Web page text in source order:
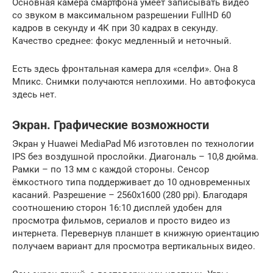
со звуком в максимальном разрешении FullHD 60
кадров в секунду и 4К при 30 кадрах в секунду.
Качество среднее: фокус медленный и неточный.
Есть здесь фронтальная камера для «селфи». Она 8
Мпикс. Снимки получаются неплохими. Но автофокуса
здесь нет.
Экран. Графические возможности
Экран у Huawei MediaPad M6 изготовлен по технологии
IPS без воздушной прослойки. Диагональ – 10,8 дюйма.
Рамки – по 13 мм с каждой стороны. Сенсор
ёмкостного типа поддерживает до 10 одновременных
касаний. Разрешение – 2560х1600 (280 ppi). Благодаря
соотношению сторон 16:10 дисплей удобен для
просмотра фильмов, сериалов и просто видео из
интернета. Перевернув планшет в книжную ориентацию
получаем вариант для просмотра вертикальных видео.